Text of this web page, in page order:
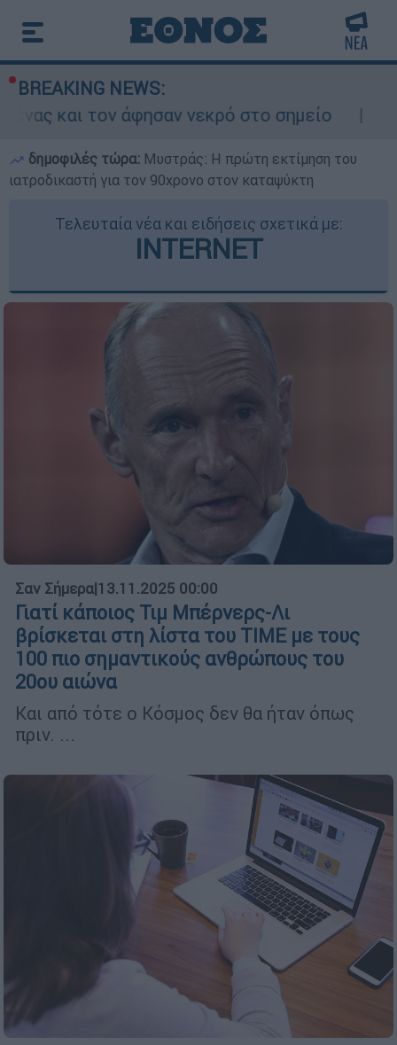
BREAKING NEWS:
νεκρό στο σημείο
Δίωξη για
δημοφιλές τώρα: Μυστράς: Η πρώτη εκτίμηση του
ιατροδικαστή για τον 90χρονο στον καταψύκτη
Τελευταία νέα και ειδήσεις σχετικά με:
INTERNET
Σαν Σήμερα|13.11.2025 00:00
Γιατί κάποιος Τιμ Μπέρνερς-Λι
βρίσκεται στη λίστα του ΤΙΜΕ με τους
100 πιο σημαντικούς ανθρώπους του
20ου αιώνα
Και από τότε ο Κόσμος δεν θα ήταν όπως
πριν. ...